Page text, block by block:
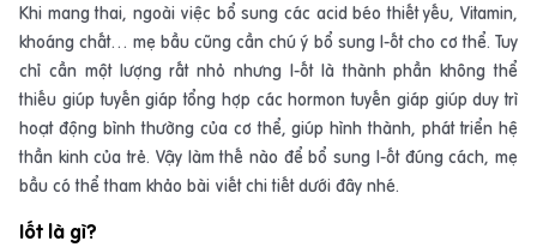
Khi mang thai, ngoài việc bổ sung các acid béo thiết yếu, Vitamin,
khoáng chất… mẹ bầu cũng cần chú ý bổ sung I-ốt cho cơ thể. Tuy
chỉ cần một lượng rất nhỏ nhưng I-ốt là thành phần không thể
thiếu giúp tuyến giáp tổng hợp các hormon tuyến giáp giúp duy trì
hoạt động bình thường của cơ thể, giúp hình thành, phát triển hệ
thần kinh của trẻ. Vậy làm thế nào để bổ sung I-ốt đúng cách, mẹ
bầu có thể tham khảo bài viết chi tiết dưới đây nhé.
Iốt là gì?